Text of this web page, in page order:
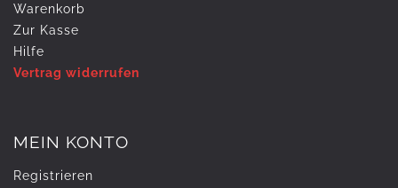
Warenkorb
Zur Kasse
Hilfe
Vertrag widerrufen
MEIN KONTO
Registrieren